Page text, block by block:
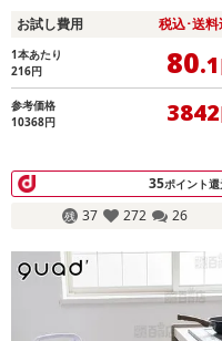
お試し費用 税込･送料
1本あたり
216円 80.1
参考価格
10368円
3842
35ポイント
37 272 26